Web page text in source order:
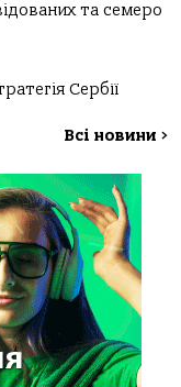
та семеро
Сербії
Всі новини >